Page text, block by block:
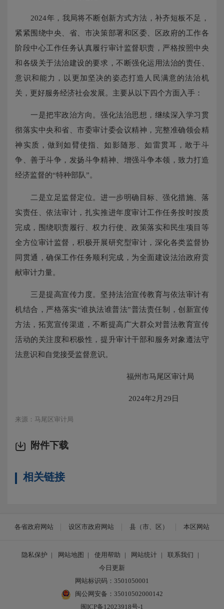
2024年，我局将不断创新方式方法，补齐短板不足，
紧紧围绕中央、省、市决策部署和区委、区政府的工作各
阶段中心工作任务认真履行审计监督职责，严格按照中央
和各级关于法治建设的要求，不断强化运用法治的责任、
意识和能力，以更加坚决的姿态打造人民满意的法治机
关，更好服务经济社会发展。主要从以下四个方面入手：
一是把牢政治方向。强化法治思想，继续深入学习贯
彻落实中央和省、市委审计委会议精神，完整准确领会精
神实质，做到如臂使指、如影随形、如雷贯耳，敢于斗
争、善于斗争，发扬斗争精神、增强斗争本领，致力打造
经济监督的“特种部队”。
二是立足监督定位。进一步明确目标、强化措施、落
实责任、依法审计，扎实推进年度审计工作任务按时按质
完成，围绕职责履行、权力行使、政策落实和民生项目等
全方位审计监督，积极开展研究型审计，深化各类监督协
同贯通，确保工作任务顺利完成，为全面建设法治政府贡
献审计力量。
三是提高宣传力度。坚持法治宣传教育与依法审计有
机结合，严格落实“谁执法谁普法”普法责任制，创新宣传
方法，拓宽宣传渠道，不断提高广大群众对普法教育宣传
活动的关注度和积极性，提升审计干部和服务对象遵法守
法意识和自觉接受监督意识。
福州市马尾区审计局
2024年2月29日
来源：马尾区审计局
附件下载
相关链接
各省政府网站 设区市政府网站 县（市、区） 本区网站
隐私保护 | 网站地图 | 使用帮助 | 网站统计 | 联系我们
|
今日更新
网站标识码：3501050001
闽公网安备：35010502000142
闽ICP备12023918号-1